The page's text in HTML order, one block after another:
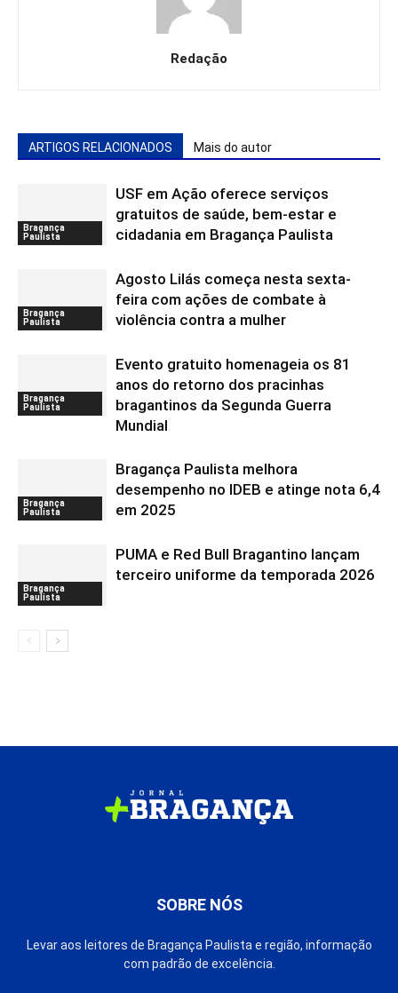
Redação
ARTIGOS RELACIONADOS Mais do autor
Bragança
Paulista
USF em Ação oferece serviços
gratuitos de saúde, bem-estar e
cidadania em Bragança Paulista
Bragança
Paulista
Agosto Lilás começa nesta sexta-
feira com ações de combate à
violência contra a mulher
Bragança
Paulista
Evento gratuito homenageia os 81
anos do retorno dos pracinhas
bragantinos da Segunda Guerra
Mundial
Bragança
Paulista
Bragança Paulista melhora
desempenho no IDEB e atinge nota 6,4
em 2025
Bragança
Paulista
PUMA e Red Bull Bragantino lançam
terceiro uniforme da temporada 2026
SOBRE NÓS
Levar aos leitores de Bragança Paulista e região, informação
com padrão de excelência.